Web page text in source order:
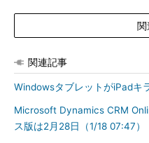
関
関連記事
WindowsタブレットがiPadキ
Microsoft Dynamics CRM
ス版は2月28日（1/18 07:47）